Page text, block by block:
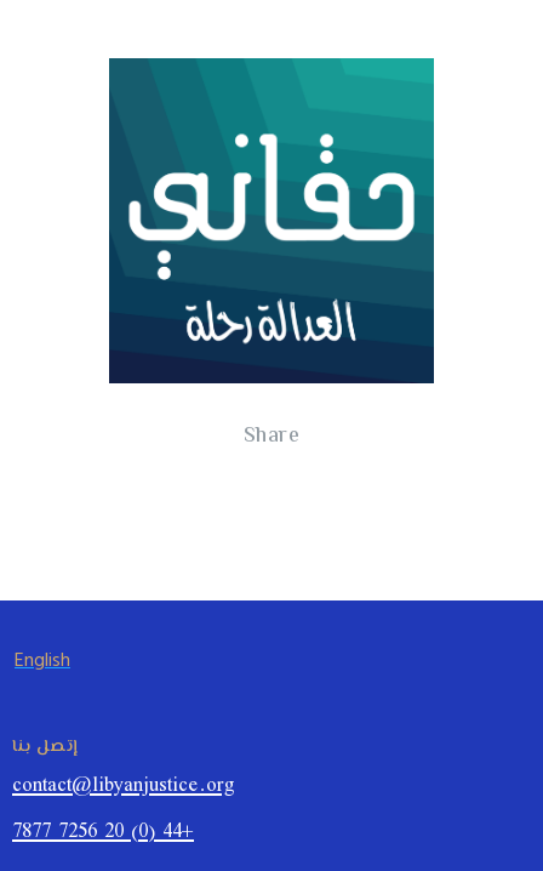
Share
English
إتصل بنا
contact@libyanjustice.org
+44 (0) 20 7256 7877